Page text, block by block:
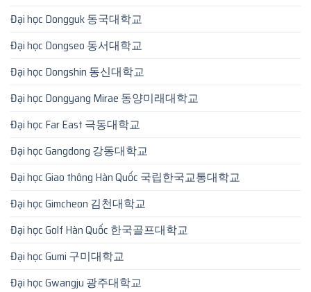
Đại học Dongguk 동국대학교
Đại học Dongseo 동서대학교
Đại học Dongshin 동신대학교
Đại học Dongyang Mirae 동양미래대학교
Đại học Far East 극동대학교
Đại học Gangdong 강동대학교
Đại học Giao thông Hàn Quốc 국립한국교통대학교
Đại học Gimcheon 김천대학교
Đại học Golf Hàn Quốc 한국골프대학교
Đại học Gumi 구미대학교
Đại học Gwangju 광주대학교